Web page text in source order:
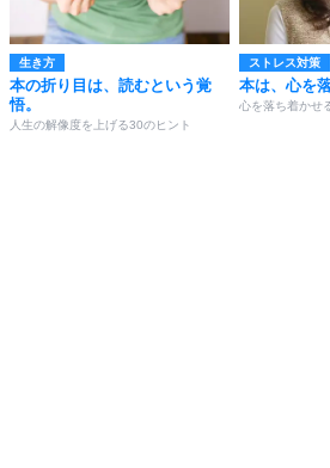
生き方
本の折り目は、読むという覚
悟。
人生の解像度を上げる30のヒント
ストレス対策
本は、心を
心を落ち着かせ